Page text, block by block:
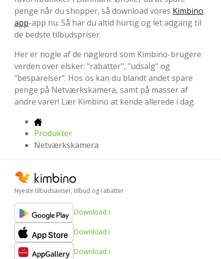
penge når du shopper, så download vores Kimbino
app-app nu. Så har du altid hurtig og let adgang til
de bedste tilbudspriser.
Her er nogle af de nøgleord som Kimbino-brugere
verden over elsker: "rabatter", "udsalg" og
"besparelser". Hos os kan du blandt andet spare
penge på Netværkskamera, samt på masser af
andre varer! Lær Kimbino at kende allerede i dag.
Produkter
Netværkskamera
Nyeste tilbudsaviser, tilbud og rabatter
Download i
Download i
Download i